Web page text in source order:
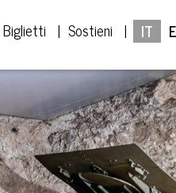
Biglietti Sostieni IT